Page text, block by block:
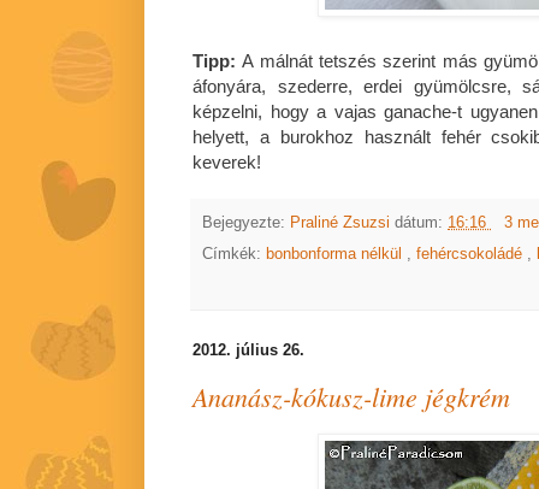
Tipp:A málnát tetszés szerint más
áfonyára, szederre, erdei gyümölcsre,
képzelni, hogy a vajas ganache-t
helyett, a burokhoz használt fehér
keverek!
Bejegyezte: Praliné Zsuzsi dátum: 16:16
3
Címkék: bonbonforma nélkül fehércsokoládé
2012. július 26.
Ananász-kókusz-lime jégkrém